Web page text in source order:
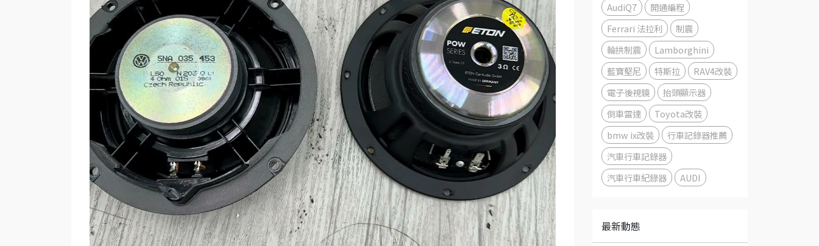
AudiQ7
開通編程
Ferrari 法拉利
制震
輪拱制震
Lamborghini
藍寶堅尼
特斯拉
RAV4改裝
電子後視鏡
抬頭顯示器
倒車雷達
Toyota改裝
bmw ix改裝
行車記錄器推薦
汽車行車記錄器
汽車行車紀錄器
AUDI
最新動態